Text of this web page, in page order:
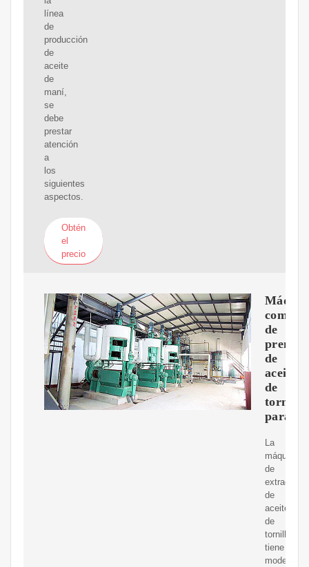
línea
de
producción
de
aceite
de
maní,
se
debe
prestar
atención
a
los
siguientes
aspectos.
Obtén
el
precio
de
prensa
de
aceite
de
tornillo
para
La
máquina
de
extracción
de
aceite
de
tornillo
tiene
modelos